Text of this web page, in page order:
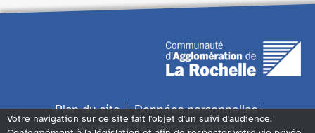
Plan du site
Données personnelles
Accessibilité : non conforme
Votre navigation sur ce site fait l'objet d'un suivi d'audience.